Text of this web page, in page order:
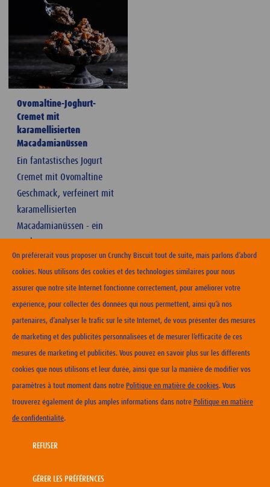
Ovomaltine-Joghurt-
Cremet mit
karamellisierten
Macadamianüssen
Ein fantastisches Jogurt
Cremet mit Ovomaltine
Geschmack, verfeinert mit
karamellisierten
Macadamianüssen - ein
ERHÄLTLICHKEIT
KONTAKT
NUTZUNGSBEDINGUNGEN
DATENSCHUTZERKLÄRUNG
CARRIERA
On préférerait vous proposer un Crunchy Biscuit tout de suite, mais parlons d’abord
cookies. Nous utilisons des cookies et des technologies similaires pour nous
assurer que notre site Internet fonctionne correctement, pour améliorer votre
expérience, pour collecter des données qui nous permettent, ainsi qu’à nos
partenaires, d’analyser le trafic sur le site Internet, de vous présenter des mesures
de marketing et des publicités personnalisées et de mesurer l’efficacité de ces
mesures de marketing et publicités. Vous pouvez en savoir plus sur les différents
cookies que nous utilisons et leur durée, ainsi que sur la manière de modifier vos
paramètres à tout moment dans notre Politique en matière de cookies. Vous
trouverez également de plus amples informations dans notre Politique en matière
de confidentialité.
REFUSER
GÉRER LES PRÉFÉRENCES